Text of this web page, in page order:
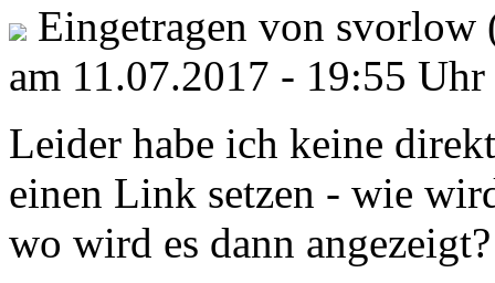
Eingetragen von svorlow
am 11.07.2017 - 19:55 Uhr
Leider habe ich keine
einen Link setzen - wie
wo wird es dann angezeigt?